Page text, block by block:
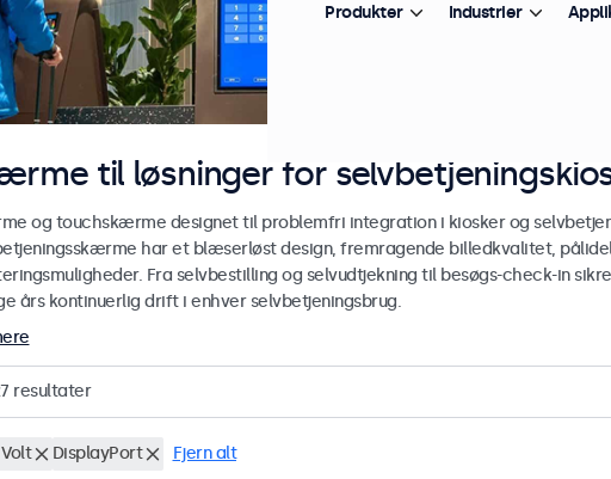
til løsninger for
og touchskærme designet til problemfri integration i kiosker og
har et blæserløst design, fremragende billedkvalitet,
Fra selvbestilling og selvudtjekning til besøgs-check-in
års kontinuerlig drift i enhver selvbetjeningsbrug.
resultater
DisplayPort Fjern alt
Produkter Industrier